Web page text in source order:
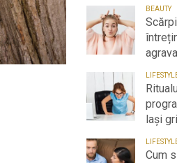
BEAUTY
lași
Cum